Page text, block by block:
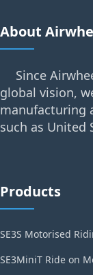
About
Since
global vision,
manufacturing
such as United
Products
SE3S Motorised
SE3MiniT Ride on